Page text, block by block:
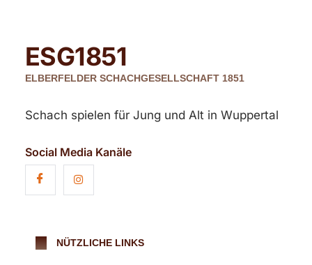
ESG1851
ELBERFELDER SCHACHGESELLSCHAFT 1851
Schach spielen für Jung und Alt in Wuppertal
Social Media Kanäle
NÜTZLICHE LINKS